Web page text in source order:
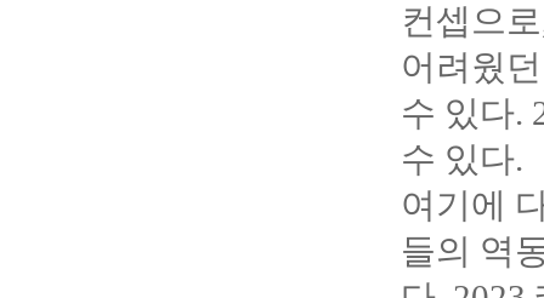
컨셉으
어려웠
수 있다.
수 있다.
여기에
들의 역